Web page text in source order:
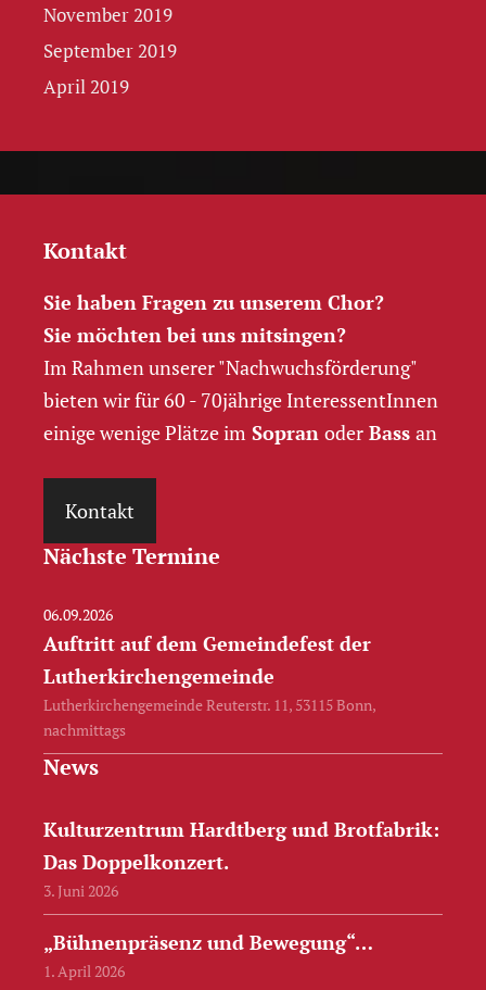
November 2019
September 2019
April 2019
Kontakt
Sie haben Fragen zu unserem Chor?
Sie möchten bei uns mitsingen?
Im Rahmen unserer "Nachwuchs­förderung"
bieten wir für 60 - 70jährige InteressentInnen
einige wenige Plätze im Sopran oder Bass an
Kontakt
Nächste Termine
06.09.2026
Auftritt auf dem Gemeindefest der
Lutherkirchengemeinde
Lutherkirchengemeinde Reuterstr. 11, 53115 Bonn,
nachmittags
News
Kulturzentrum Hardtberg und Brotfabrik:
Das Doppelkonzert.
3. Juni 2026
„Bühnenpräsenz und Bewegung“…
1. April 2026